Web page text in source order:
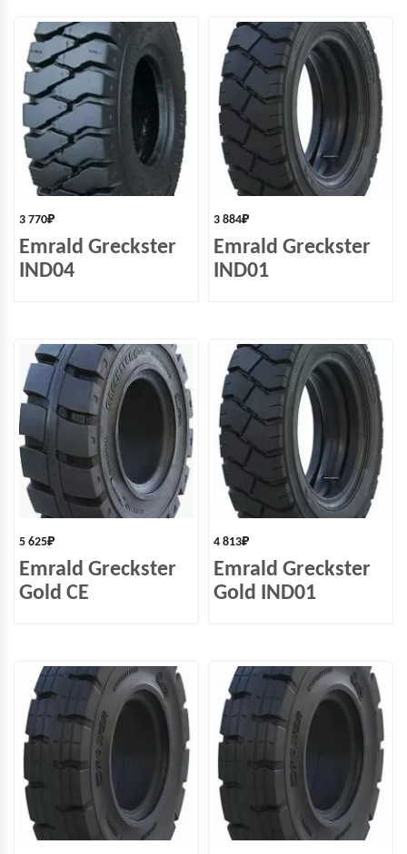
3 770₽
Emrald Greckster
IND04
3 884₽
Emrald Greckster
IND01
5 625₽
Emrald Greckster
Gold СЕ
4 813₽
Emrald Greckster
Gold IND01